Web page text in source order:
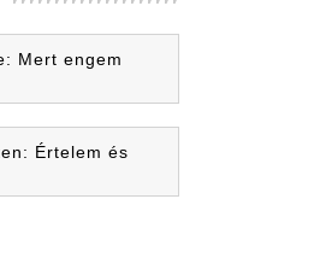
Mert engem
Értelem és